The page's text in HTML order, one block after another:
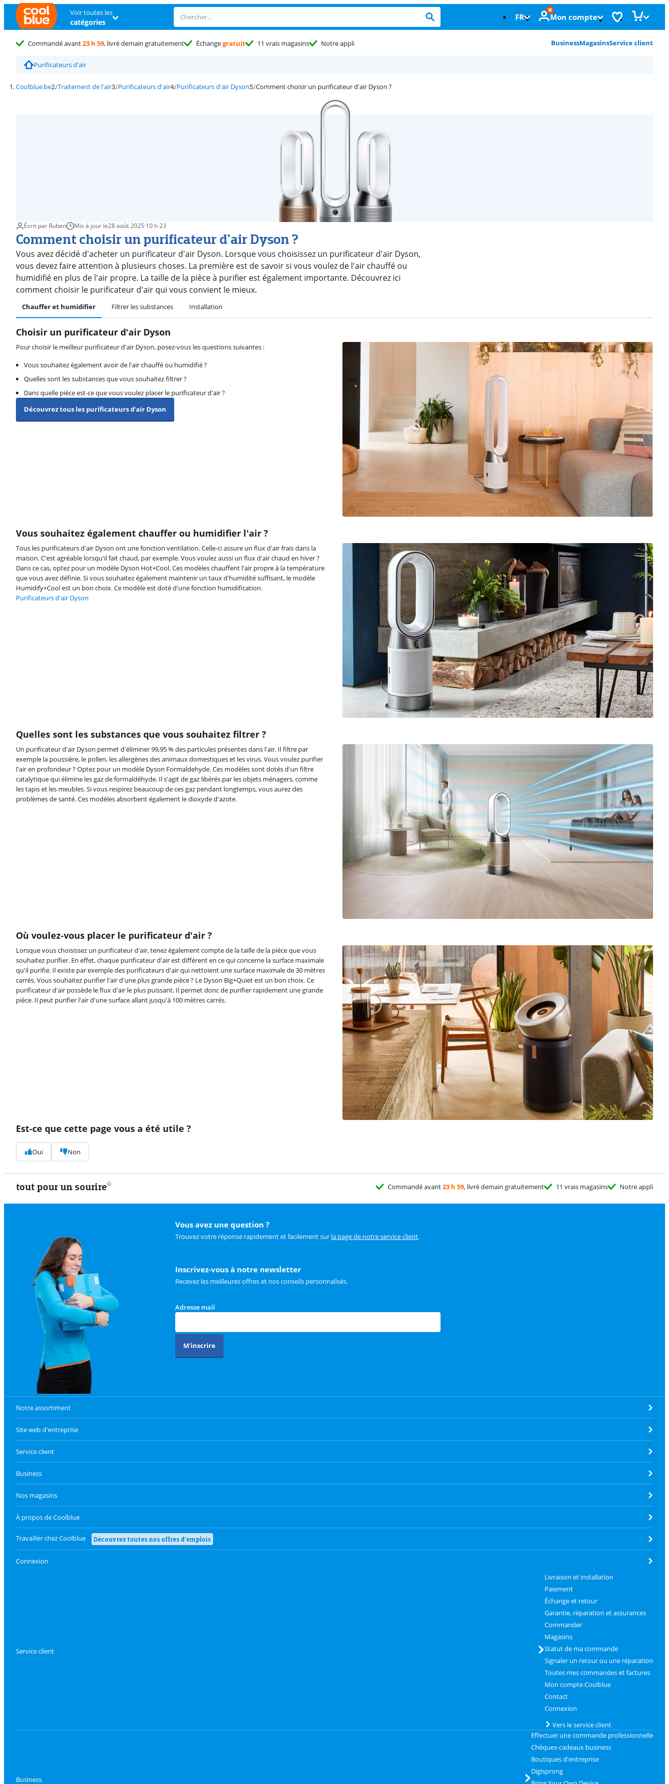
Voir toutes les
catégories FR Mon compte
Commandé avant23 h 59, livré demain gratuitement Échangegratuit 11 vrais magasins Notre appli BusinessMagasinsService client
Purificateurs d'air
Coolblue.be Traitement de l'air Purificateurs d'air Purificateurs d'air Dyson Comment choisir un purificateur d'air Dyson ?
Écrit par Ruben Mis à jour le28 août 2025·10 h 23
Comment choisir un purificateur d'air Dyson ?
Vous avez décidé d'acheter un purificateur d'air Dyson. Lorsque vous choisissez un purificateur d'air Dyson,
vous devez faire attention à plusieurs choses. La première est de savoir si vous voulez de l'air chauffé ou
humidifié en plus de l'air propre. La taille de la pièce à purifier est également importante. Découvrez ici
comment choisir le purificateur d'air qui vous convient le mieux.
Chauffer et humidifier Filtrer les substances Installation
Choisir un purificateur d'air Dyson
Pour choisir le meilleur purificateur d'air Dyson, posez-vous les questions suivantes :
Vous souhaitez également avoir de l'air chauffé ou humidifié ?
Quelles sont les substances que vous souhaitez filtrer ?
Dans quelle pièce est-ce que vous voulez placer le purificateur d'air ?
Découvrez tous les purificateurs d'air Dyson
Vous souhaitez également chauffer ou humidifier l'air ?
Tous les purificateurs d'air Dyson ont une fonction ventilation. Celle-ci assure un flux d'air frais dans la
maison. C'est agréable lorsqu'il fait chaud, par exemple. Vous voulez aussi un flux d'air chaud en hiver ?
Dans ce cas, optez pour un modèle Dyson Hot+Cool. Ces modèles chauffent l'air propre à la température
que vous avez définie. Si vous souhaitez également maintenir un taux d'humidité suffisant, le modèle
Humidify+Cool est un bon choix. Ce modèle est doté d'une fonction humidification.
Purificateurs d'air Dyson
Quelles sont les substances que vous souhaitez filtrer ?
Un purificateur d'air Dyson permet d'éliminer 99,95 % des particules présentes dans l'air. Il filtre par
exemple la poussière, le pollen, les allergènes des animaux domestiques et les virus. Vous voulez purifier
l'air en profondeur ? Optez pour un modèle Dyson Formaldehyde. Ces modèles sont dotés d'un filtre
catalytique qui élimine les gaz de formaldéhyde. Il s'agit de gaz libérés par les objets ménagers, comme
les tapis et les meubles. Si vous respirez beaucoup de ces gaz pendant longtemps, vous aurez des
problèmes de santé. Ces modèles absorbent également le dioxyde d'azote.
Où voulez-vous placer le purificateur d'air ?
Lorsque vous choisissez un purificateur d'air, tenez également compte de la taille de la pièce que vous
souhaitez purifier. En effet, chaque purificateur d'air est différent en ce qui concerne la surface maximale
qu'il purifie. Il existe par exemple des purificateurs d'air qui nettoient une surface maximale de 30 mètres
carrés. Vous souhaitez purifier l'air d'une plus grande pièce ? Le Dyson Big+Quiet est un bon choix. Ce
purificateur d'air possède le flux d'air le plus puissant. Il permet donc de purifier rapidement une grande
pièce. Il peut purifier l'air d'une surface allant jusqu'à 100 mètres carrés.
Est-ce que cette page vous a été utile ?
Oui Non
tout pour un sourire Commandé avant23 h 59, livré demain gratuitement 11 vrais magasins Notre appli
Vous avez une question ?
Trouvez votre réponse rapidement et facilement sur la page de notre service client.
Inscrivez-vous à notre newsletter
Recevez les meilleures offres et nos conseils personnalisés.
Adresse mail
M'inscrire
Notre assortiment
Site web d'entreprise
Service client
Business
Nos magasins
À propos de Coolblue
Travailler chez Coolblue Découvrez toutes nos offres d'emplois
Connexion
Service client
Livraison et installation
Paiement
Échange et retour
Garantie, réparation et assurances
Commander
Magasins
Statut de ma commande
Signaler un retour ou une réparation
Toutes mes commandes et factures
Mon compte Coolblue
Contact
Connexion
Vers le service client
Business
Effectuer une commande professionnelle
Chèques-cadeaux business
Boutiques d'entreprise
Digisprong